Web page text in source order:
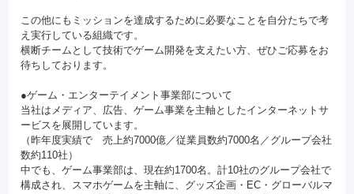
この他にもミッションを達成するために必要なことを自分たちで考
え実行している組織です。
横断チームとして技術でゲーム開発を支えたい方、ぜひご応募をお
待ちしております。
●ゲーム・エンターテイメント事業部について
当社はメディア、広告、ゲーム事業を主軸としたインターネットサ
ービスを展開しています。
（昨年度実績で 売上約7000億／従業員数約7000名／グループ会社
数約110社）
中でも、ゲーム事業部は、現在約1700名。計10社のグループ会社で
構成され、スマホゲームを主軸に、グッズ企画・EC・グローバルマ